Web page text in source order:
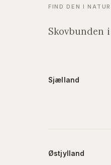
FIND DEN I
Skovbunden
Sjælland
Østjylland